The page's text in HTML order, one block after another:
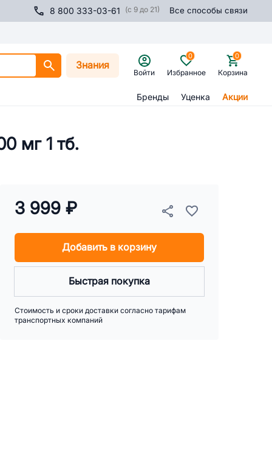
8 800 333-03-61 (с 9 до 21) Все способы связи
Знания
Войти Избранное
0
Корзина
0
Бренды Уценка Акции
мг 1 тб.
3 999 ₽
Добавить в корзину
Быстрая покупка
Стоимость и сроки доставки согласно тарифам
транспортных компаний